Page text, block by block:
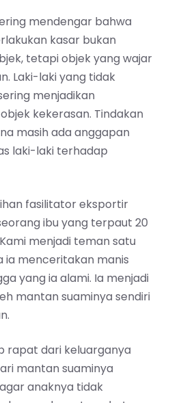
mendengar bahwa
kasar bukan
tetapi objek yang wajar
Laki-laki yang tidak
menjadikan
kekerasan. Tindakan
masih ada anggapan
laki-laki terhadap
fasilitator eksportir
ibu yang terpaut 20
menjadi teman satu
ia menceritakan manis
yang ia alami. Ia menjadi
mantan suaminya sendiri
rapat dari keluarganya
mantan suaminya
anaknya tidak